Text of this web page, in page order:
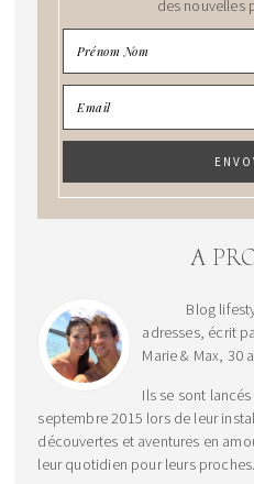
des nouvelles
A
Blog
adresses, écrit
Marie & Max, 30
Ils se sont
septembre 2015 lors de leur
découvertes et aventures en
leur quotidien pour leurs proches.